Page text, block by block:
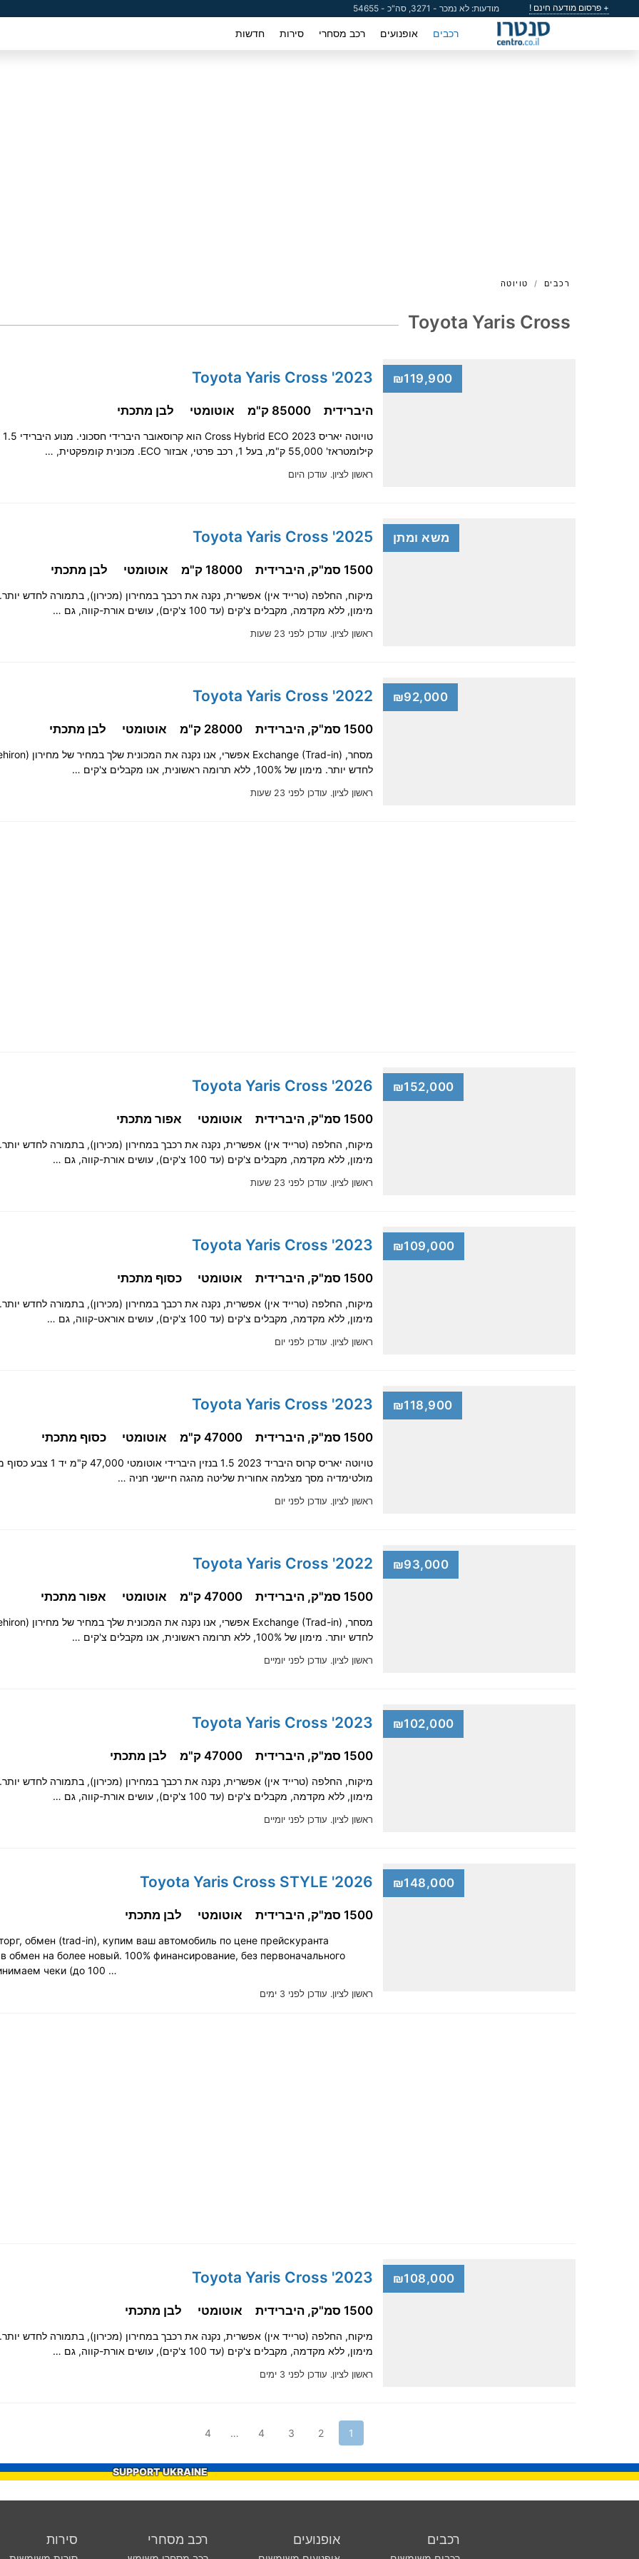
+ פרסום מודעה חינם ! מודעות: לא נמכר - 3271, סה"כ - 54655
רכבים אופנועים רכב מסחרי סירות חדשות
רכבים טויוטה
Toyota Yaris Cross
₪119,900
2023' Toyota Yaris Cross
ראשון לציון. עודכן היום
היברידית 85000 ק"מ אוטומטי לבן מתכתי
קילומטראז' 55,000 ק"מ, בעל 1, רכב פרטי, אבזור ECO. מכונית קומפקטית, …
משא ומתן 2025' Toyota Yaris Cross
ראשון לציון. עודכן לפני 23 שעות
1500 סמ"ק, היברידית 18000 ק"מ אוטומטי לבן מתכתי
מימון, ללא מקדמה, מקבלים צ'קים (עד 100 צ'קים), עושים אורת-קווה, גם …
₪92,000
2022' Toyota Yaris Cross
ראשון לציון. עודכן לפני 23 שעות
1500 סמ"ק, היברידית 28000 ק"מ אוטומטי לבן מתכתי
לחדש יותר. מימון של 100%, ללא תרומה ראשונית, אנו מקבלים צ'קים …
₪152,000
2026' Toyota Yaris Cross
ראשון לציון. עודכן לפני 23 שעות
1500 סמ"ק, היברידית אוטומטי אפור מתכתי
מימון, ללא מקדמה, מקבלים צ'קים (עד 100 צ'קים), עושים אורת-קווה, גם …
₪109,000
2023' Toyota Yaris Cross
ראשון לציון. עודכן לפני יום
1500 סמ"ק, היברידית אוטומטי כסוף מתכתי
מימון, ללא מקדמה, מקבלים צ'קים (עד 100 צ'קים), עושים אוראט-קווה, גם …
₪118,900
2023' Toyota Yaris Cross
ראשון לציון. עודכן לפני יום
1500 סמ"ק, היברידית 47000 ק"מ אוטומטי כסוף מתכתי
טויוטה יאריס קרוס היבריד 2023 1.5 בנזין
מולטימדיה מסך מצלמה אחורית שליטה מהגה חיישני חניה …
₪93,000
2022' Toyota Yaris Cross
ראשון לציון. עודכן לפני יומיים
1500 סמ"ק, היברידית 47000 ק"מ אוטומטי אפור מתכתי
לחדש יותר. מימון של 100%, ללא תרומה ראשונית, אנו מקבלים צ'קים …
₪102,000
2023' Toyota Yaris Cross
ראשון לציון. עודכן לפני יומיים
1500 סמ"ק, היברידית 47000 ק"מ לבן מתכתי
מימון, ללא מקדמה, מקבלים צ'קים (עד 100 צ'קים), עושים אורת-קווה, גם …
₪148,000
2026' Toyota Yaris Cross STYLE
ראשון לציון. עודכן לפני 3 ימים
1500 סמ"ק, היברידית אוטומטי לבן מתכתי
обмен (trad-in), купим ваш автомобиль по цене прейскуранта
обмен на более новый. 100% финансирование, без первоначального
чеки (до 100 …
₪108,000
2023' Toyota Yaris Cross
ראשון לציון. עודכן לפני 3 ימים
1500 סמ"ק, היברידית אוטומטי לבן מתכתי
מימון, ללא מקדמה, מקבלים צ'קים (עד 100 צ'קים), עושים אורת-קווה, גם …
1
2
3
4
…
4
SUPPORT UKRAINE
רכבים אופנועים רכב מסחרי סירות